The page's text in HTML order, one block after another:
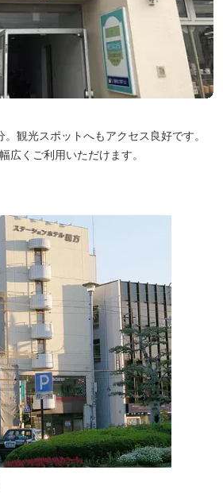
観光スポットへもアクセス良好です。
広くご利用いただけます。